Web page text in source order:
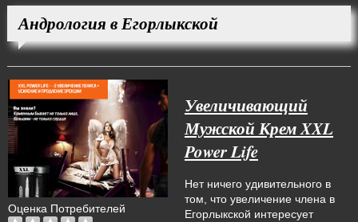
Андрология в Егорлыкской
Оценка Потребителей
Увеличивающий
Мужской Крем XXL
Power Life
Нет ничего удивительного в
том, что увеличение члена в
Егорлыкской интересует